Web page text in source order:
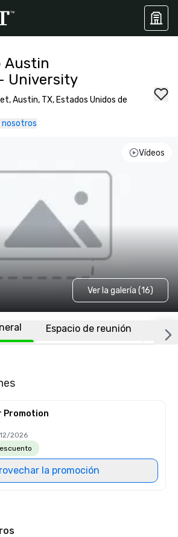
Austin
University
Austin, TX, Estados Unidos de
nosotros
Vídeos
Ver la galería (16)
Espacio de reunión
Promotion
2026
la promoción